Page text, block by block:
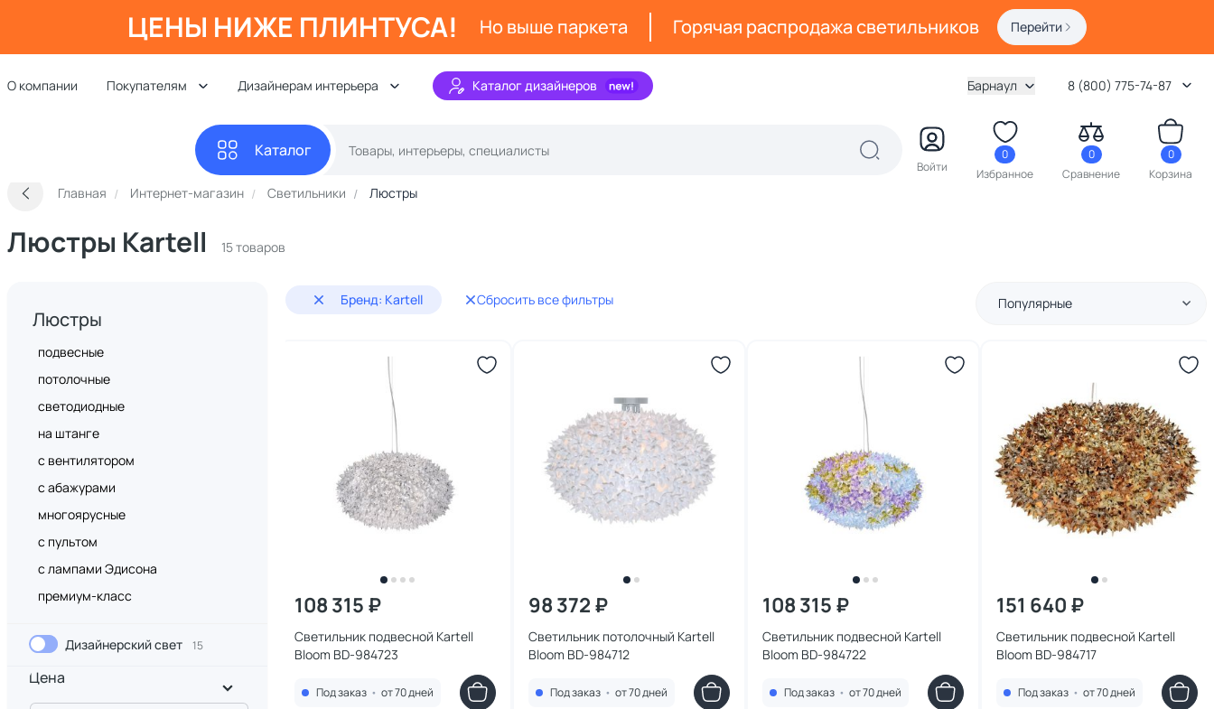
ЦЕНЫ НИЖЕ ПЛИНТУСА! Но выше паркета Горячая распродажа светильников Перейти
О компании Покупателям Дизайнерам интерьера Каталог дизайнеров Барнаул 8 (800) 775-74-87
Каталог
Войти
0
Избранное
0
Сравнение
0
Корзина
Главная Интернет-магазин Светильники Люстры
Люстры Kartell 15 товаров
Люстры
подвесные
потолочные
светодиодные
на штанге
с вентилятором
с абажурами
многоярусные
с пультом
с лампами Эдисона
премиум-класс
Дизайнерский свет 15
Цена
Бренд: Kartell Сбросить все фильтры Популярные
108 315 ₽
Светильник подвесной Kartell
Bloom BD-984723
Под заказ • от 70 дней
98 372 ₽
Светильник потолочный Kartell
Bloom BD-984712
Под заказ • от 70 дней
108 315 ₽
Светильник подвесной Kartell
Bloom BD-984722
Под заказ • от 70 дней
151 640 ₽
Светильник подвесной Kartell
Bloom BD-984717
Под заказ • от 70 дней